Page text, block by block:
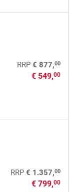
RRP € 877,00
€ 549,00
RRP € 1.357,00
€ 799,00